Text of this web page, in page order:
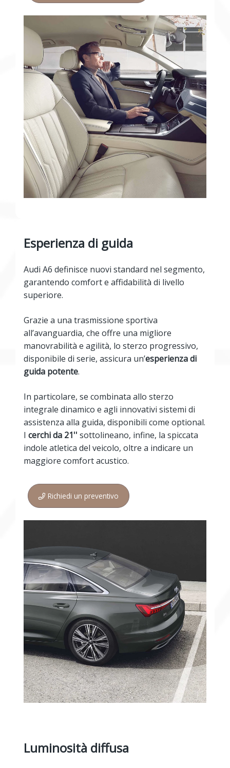
Esperienza di guida
Audi A6 definisce nuovi standard nel segmento,
garantendo comfort e affidabilità di livello
superiore.
Grazie a una trasmissione sportiva
all’avanguardia, che offre una migliore
manovrabilità e agilità, lo sterzo progressivo,
disponibile di serie, assicura un’esperienza di
guida potente.
In particolare, se combinata allo sterzo
integrale dinamico e agli innovativi sistemi di
assistenza alla guida, disponibili come optional.
I cerchi da 21'' sottolineano, infine, la spiccata
indole atletica del veicolo, oltre a indicare un
maggiore comfort acustico.
Richiedi un preventivo
Luminosità diffusa